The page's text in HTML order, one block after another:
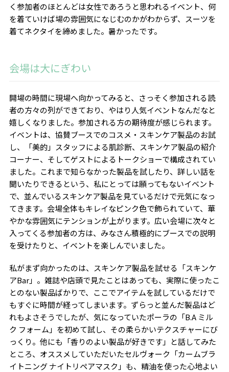
く参加者のほとんどは女性であろうと思われるイベント、何
を着ていけば場の雰囲気になじむのかがわからず、スーツを
着てネクタイを締めました。暑かったです。
会場は大にぎわい
開場の時間に現場へ向かってみると、さっそく参加される読
者の方々の列ができており、やはり人気イベントなんだなと
嬉しくなりました。参加される方の期待度が感じられます。
イベントは、協賛ブースでのコスメ・スキンケア製品のお試
し、「美的」スタッフによる肌診断、スキンケア製品の紹介
コーナー、そしてゲストによるトークショーで構成されてい
ました。これまで知らなかった製品を試したり、詳しい話を
聞いたりできるという、私にとっては願ってもないイベント
で、並んでいるスキンケア製品を見ているだけで元気になっ
てきます。会場全体もキレイなピンク色で飾られていて、華
やかな雰囲気にテンションが上がります。広い会場に次々と
入ってくる参加者の方は、みなさん積極的にブースでの説明
を受けたりと、イベントを楽しんでいました。
私がまず向かったのは、スキンケア製品を試せる「スキンケ
アBar」。雑誌や店頭で見たことはあっても、実際に使ったこ
とのない製品ばかりで、ここでアイテムを試しているだけで
もすぐに時間が経ってしまいます。ずらっと並んだ製品はど
れもよさそうでしたが、気になっていたポーラの「B.A ミル
ク フォーム」を初めて試し、その柔らかいテクスチャーにび
っくり。他にも「香りのよい製品が好きです」と話してみた
ところ、オススメしていただいたセルヴォーク「カームブラ
イトニング ナイトリペアマスク」も、精油を使った心地よい